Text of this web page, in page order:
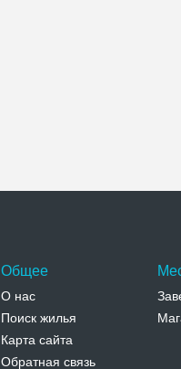
Общее
О нас
Поиск жилья
Карта сайта
Обратная связь